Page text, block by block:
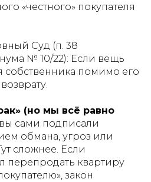
«честного» покупателя
Суд (п. 38
№ 10/22): Если вещь
собственника помимо его
(но мы всё равно
сами подписали
обмана, угроз или
сложнее. Если
перепродать квартиру
закон